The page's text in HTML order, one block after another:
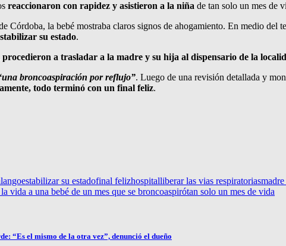
reaccionaron con rapidez y asistieron a la niña de tan solo un mes de
Córdoba, la bebé mostraba claros signos de ahogamiento. En medio del
su estado.
procedieron a trasladar a la madre y su hija al dispensario de la
broncoaspiración por reflujo”. Luego de una revisión detallada y
todo terminó con un final feliz.
estabilizar su estadofinal felizhospitalliberar las vias respiratorias
vida a una bebé de un mes que se broncoaspirótan solo un mes de vida
“Es el mismo de la otra vez”, denunció el dueño